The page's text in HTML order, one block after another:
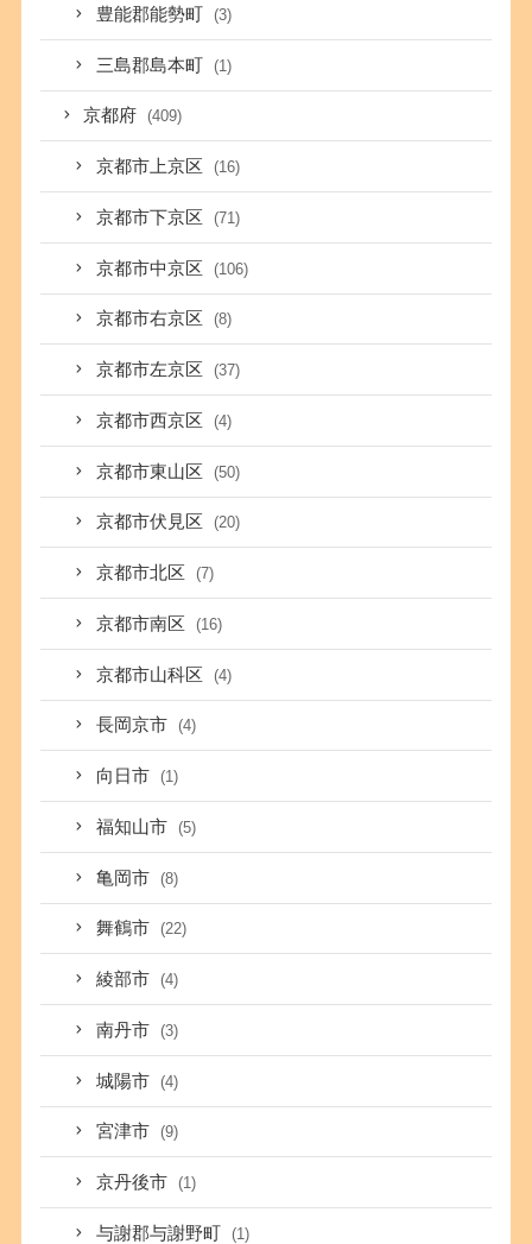
豊能郡能勢町 (3)
三島郡島本町 (1)
京都府 (409)
京都市上京区 (16)
京都市下京区 (71)
京都市中京区 (106)
京都市右京区 (8)
京都市左京区 (37)
京都市西京区 (4)
京都市東山区 (50)
京都市伏見区 (20)
京都市北区 (7)
京都市南区 (16)
京都市山科区 (4)
長岡京市 (4)
向日市 (1)
福知山市 (5)
亀岡市 (8)
舞鶴市 (22)
綾部市 (4)
南丹市 (3)
城陽市 (4)
宮津市 (9)
京丹後市 (1)
与謝郡与謝野町 (1)